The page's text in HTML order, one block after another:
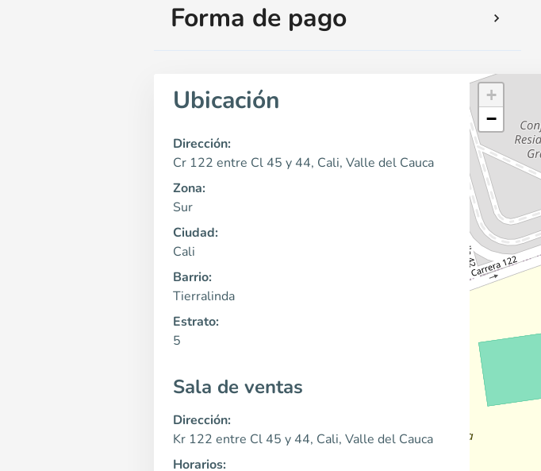
Forma de pago
Ubicación
Dirección:
Cr 122 entre Cl 45 y 44, Cali, Valle del Cauca
Zona:
Sur
Ciudad:
Cali
Barrio:
Tierralinda
Estrato:
5
Sala de ventas
Dirección:
Kr 122 entre Cl 45 y 44, Cali, Valle del Cauca
Horarios:
+
−